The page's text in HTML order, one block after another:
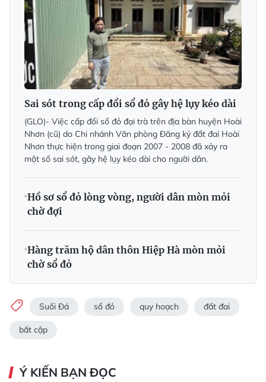
Sai sót trong cấp đổi sổ đỏ gây hệ lụy kéo dài
(GLO)- Việc cấp đổi sổ đỏ đại trà trên địa bàn huyện Hoài
Nhơn (cũ) do Chi nhánh Văn phòng Đăng ký đất đai Hoài
Nhơn thực hiện trong giai đoạn 2007 - 2008 đã xảy ra
một số sai sót, gây hệ lụy kéo dài cho người dân.
Hồ sơ sổ đỏ lòng vòng, người dân mòn mỏi
chờ đợi
Hàng trăm hộ dân thôn Hiệp Hà mòn mỏi
chờ sổ đỏ
Suối Đá sổ đỏ quy hoạch đất đai
bất cập
Ý KIẾN BẠN ĐỌC